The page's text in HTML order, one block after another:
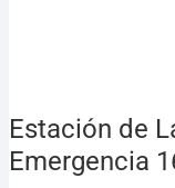
Estación de
Emergencia